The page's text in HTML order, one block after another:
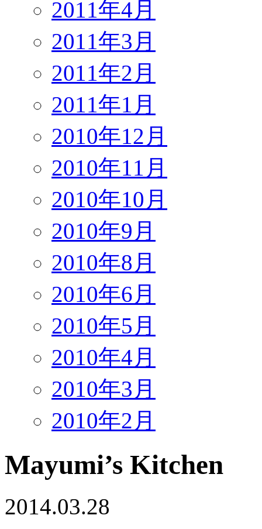
2011年4月
2011年3月
2011年2月
2011年1月
2010年12月
2010年11月
2010年10月
2010年9月
2010年8月
2010年6月
2010年5月
2010年4月
2010年3月
2010年2月
Mayumi’s Kitchen
2014.03.28